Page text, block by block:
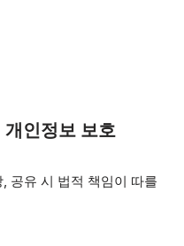
인정보 보호
공유 시 법적 책임이 따를